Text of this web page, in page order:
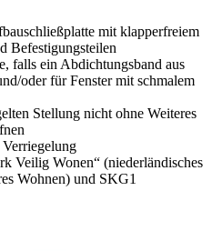
mit klapperfreiem
Befestigungsteilen
falls ein Abdichtungsband aus
oder für Fenster mit schmalem
Stellung nicht ohne Weiteres
Veilig Wonen“ (niederländisches
Wohnen) und SKG1